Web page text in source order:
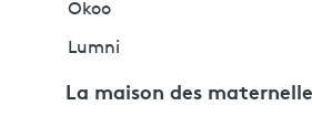
Okoo
Lumni
La maison des